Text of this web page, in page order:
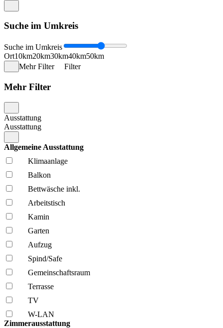
Suche im Umkreis
Suche im Umkreis
Ort10km20km30km40km50km
Mehr Filter
Filter
Mehr Filter
Ausstattung
Ausstattung
Allgemeine Ausstattung
Klima­anlage
Balkon
Bettwäsche inkl.
Arbeitstisch
Kamin
Garten
Aufzug
Spind/Safe
Gemeinschafts­raum
Terrasse
TV
W-LAN
Zimmerausstattung